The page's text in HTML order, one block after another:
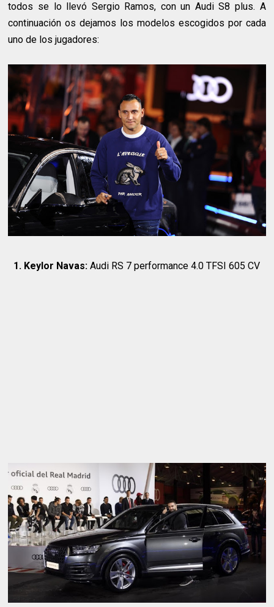
todos se lo llevó Sergio Ramos, con un Audi S8 plus. A
continuación os dejamos los modelos escogidos por cada
uno de los jugadores:
1. Keylor Navas: Audi RS 7 performance 4.0 TFSI 605 CV